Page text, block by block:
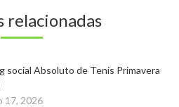
relacionadas
social Absoluto de Tenis Primavera
17, 2026